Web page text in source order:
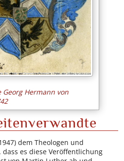
Hermann von
dem Theologen und
es diese Veröffentlichung